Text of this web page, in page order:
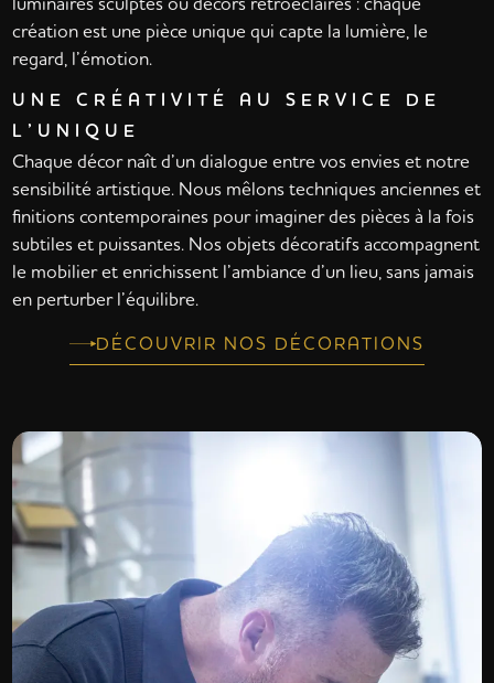
création est une pièce unique qui capte la lumière, le
regard, l’émotion.
UNE CRÉATIVITÉ AU SERVICE DE
L’UNIQUE
Chaque décor naît d’un dialogue entre vos envies et notre
sensibilité artistique. Nous mêlons techniques anciennes et
finitions contemporaines pour imaginer des pièces à la fois
subtiles et puissantes. Nos objets décoratifs accompagnent
le mobilier et enrichissent l’ambiance d’un lieu, sans jamais
en perturber l’équilibre.
DÉCOUVRIR NOS DÉCORATIONS